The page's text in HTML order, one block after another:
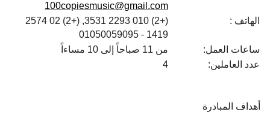
100copiesmusic@gmail.com
الهاتف :
(+2) 010 2293 3531, (+2) 02 2574
1419 - 01050059095
ساعات العمل:
من 11 صباحاً إلى 10 مساءاً
عدد العاملين:
4
أهداف المبادرة